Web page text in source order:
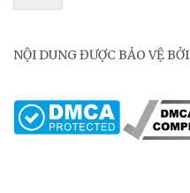
NỘI DUNG ĐƯỢC BẢO VỆ BỞI